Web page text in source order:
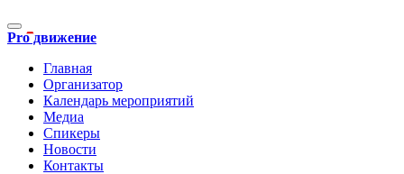
Pro движение
Главная
Организатор
Календарь мероприятий
Медиа
Спикеры
Новости
Контакты